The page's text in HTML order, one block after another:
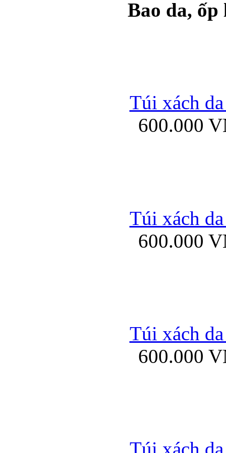
Ốp lưng silicon
Ốp lưng Samsung
Ốp lưng
Bao da,
Túi xách
600.000
Túi xách
600.000
Túi xách
600.000